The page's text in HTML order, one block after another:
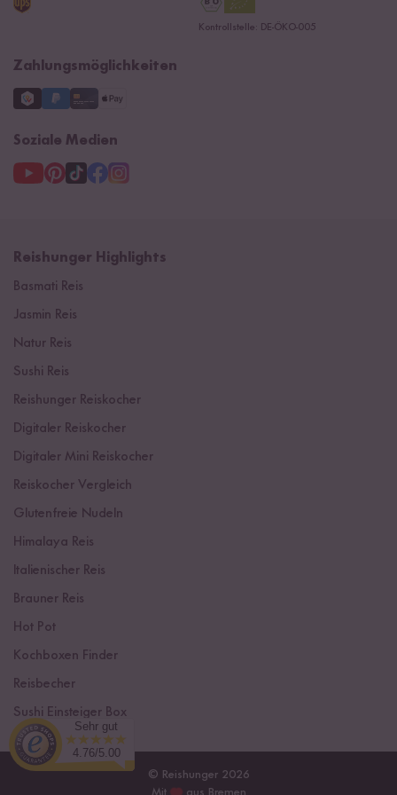
Datenschutzerklärung
Kontrollstelle: DE-ÖKO-005
Zahlungsmöglichkeiten
Soziale Medien
Reishunger Highlights
Basmati Reis
Jasmin Reis
Natur Reis
Sushi Reis
Reishunger Reiskocher
Digitaler Reiskocher
Digitaler Mini Reiskocher
Reiskocher Vergleich
Glutenfreie Nudeln
Himalaya Reis
Italienischer Reis
Brauner Reis
Hot Pot
Kochboxen Finder
Reisbecher
Sushi Einsteiger Box
© Reishunger 2026
Sehr gut
4.76/5.00